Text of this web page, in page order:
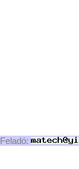
Feladó: